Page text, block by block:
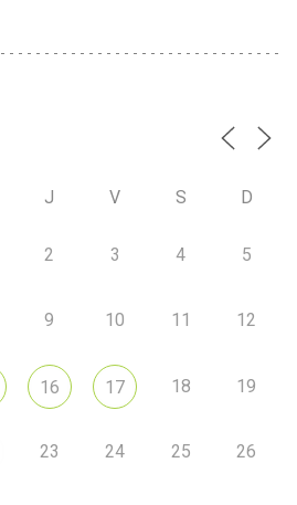
J V S D
2 3 4 5
9 10 11 12
16 17 18 19
23 24 25 26